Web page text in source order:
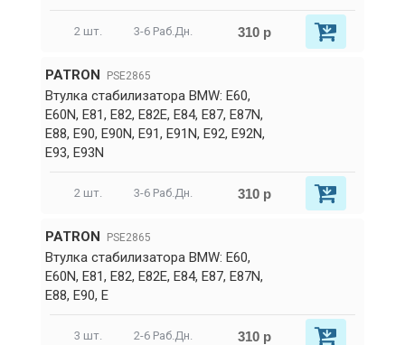
2 шт. 3-6 Раб.Дн. 310 р
PATRON PSE2865
Втулка стабилизатора BMW: E60,
E60N, E81, E82, E82E, E84, E87, E87N,
E88, E90, E90N, E91, E91N, E92, E92N,
E93, E93N
2 шт. 3-6 Раб.Дн. 310 р
PATRON PSE2865
Втулка стабилизатора BMW: E60,
E60N, E81, E82, E82E, E84, E87, E87N,
E88, E90, E
3 шт. 2-6 Раб.Дн. 310 р